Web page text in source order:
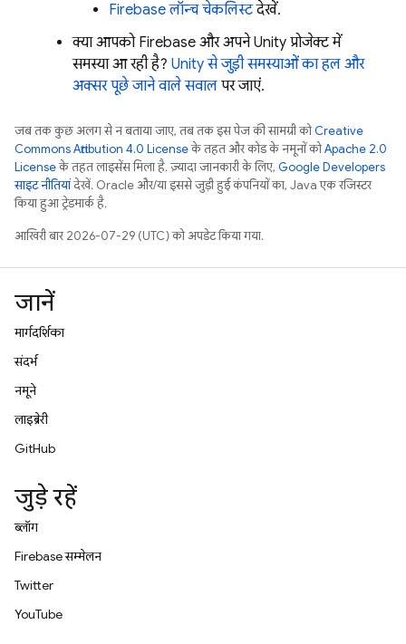
Firebase लॉन्च चेकलिस्टदेखें.
क्या आपको Firebase और अपने Unity प्रोजेक्ट में
समस्या आ रही है? Unity से जुड़ी समस्याओं का हल और
अक्सर पूछे जाने वाले सवाल पर जाएं.
जब तक कुछ अलग से न बताया जाए, तब तक इस पेज की सामग्री कोCreative
Commons Attribution 4.0 Licenseके तहत और कोड के नमूनों कोApache 2.0
Licenseके तहत लाइसेंस मिला है. ज़्यादा जानकारी के लिए, Google Developers
साइट नीतियांदेखें. Oracle और/या इससे जुड़ी हुई कंपनियों का, Java एक रजिस्टर
किया हुआ ट्रेडमार्क है.
आखिरी बार 2026-07-29 (UTC) को अपडेट किया गया.
जानें
मार्गदर्शिका
संदर्भ
नमूने
लाइब्रेरी
GitHub
जुड़े रहें
ब्लॉग
Firebase सम्मेलन
Twitter
YouTube